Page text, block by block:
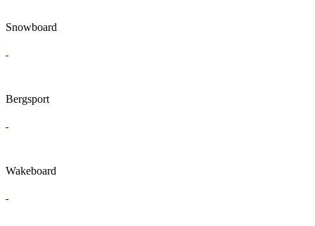
Snowboard
Bergsport
Wakeboard